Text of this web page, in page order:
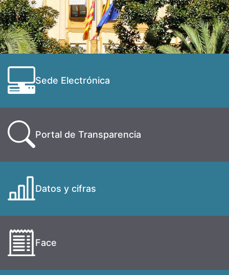
Sede Electrónica
Portal de Transparencia
Datos y cifras
Face